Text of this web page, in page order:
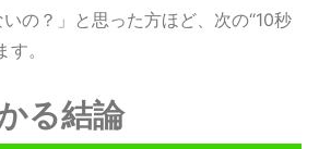
いの？」と思った方ほど、次の“10秒
。
る結論